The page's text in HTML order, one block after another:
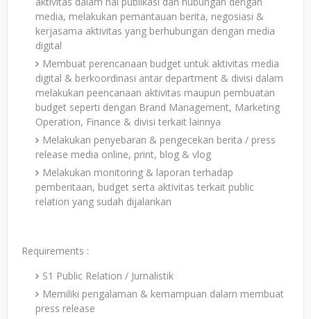
media, melakukan pemantauan berita, negosiasi &
kerjasama aktivitas yang berhubungan dengan media
digital
Membuat perencanaan budget untuk aktivitas media
digital & berkoordinasi antar department & divisi dalam
melakukan peencanaan aktivitas maupun pembuatan
budget seperti dengan Brand Management, Marketing
Operation, Finance & divisi terkait lainnya
Melakukan penyebaran & pengecekan berita / press
release media online, print, blog & vlog
Melakukan monitoring & laporan terhadap
pemberitaan, budget serta aktivitas terkait public
relation yang sudah dijalankan
Requirements :
S1 Public Relation / Jurnalistik
Memiliki pengalaman & kemampuan dalam membuat
press release